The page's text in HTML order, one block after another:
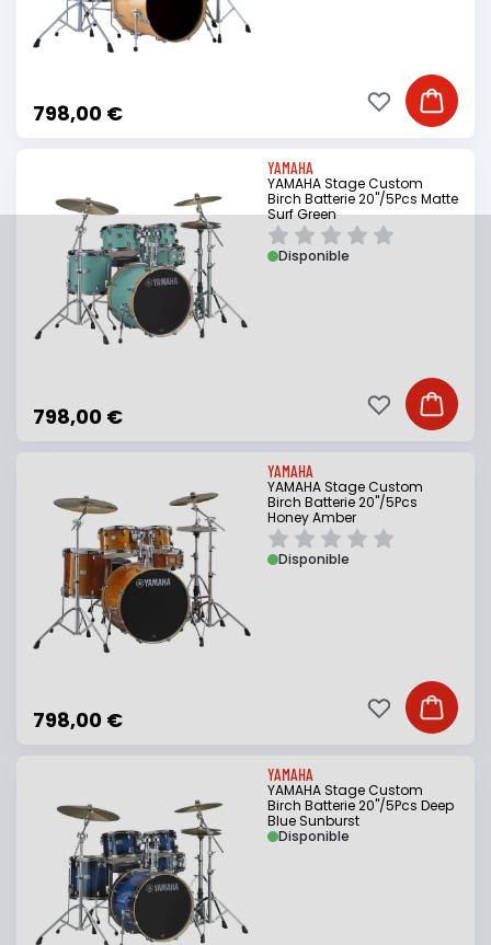
798,00 € Ajouter
Ajouter à ma
YAMAHA
YAMAHA Stage Custom
Birch Batterie 20"/5Pcs Matte
Surf Green
798,00 €
Disponible
Ajouter
Ajouter à ma
YAMAHA
YAMAHA Stage Custom
Birch Batterie 20"/5Pcs
Honey Amber
798,00 €
Disponible
Ajouter
Ajouter à ma
YAMAHA
YAMAHA Stage Custom
Birch Batterie 20"/5Pcs Deep
Blue Sunburst
Disponible